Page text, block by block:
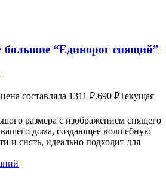
большие “Единорог спящий”
составляла 1311 ₽.690 ₽Текущая
размера с изображением спящего
дома, создающее волшебную
и снять, идеально подходит для